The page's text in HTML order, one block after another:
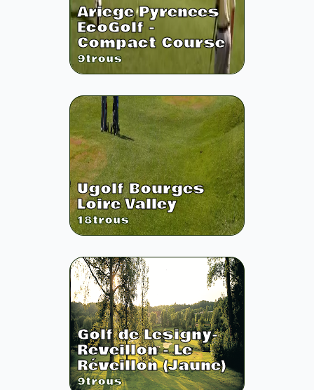
Ariege Pyrenees
EcoGolf -
Compact Course
9trous
Ugolf Bourges
Loire Valley
18trous
Golf de Lesigny-
Reveillon - Le
Réveillon (Jaune)
9trous